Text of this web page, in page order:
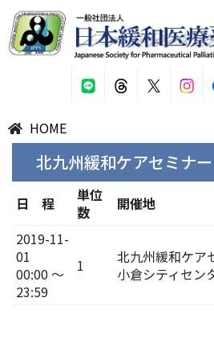
HOME
北九州緩和ケアセミナー
日 程
単位
数
開催地
2019-11-
01
00:00 ～
23:59
1
北九州緩和ケ
小倉シティセン